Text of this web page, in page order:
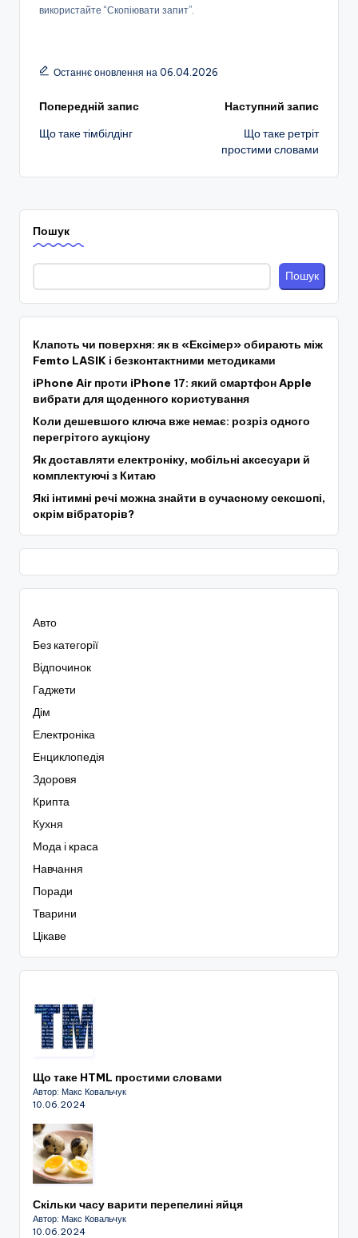
використайте “Скопіювати запит”.
Останнє оновлення на 06.04.2026
Навігація
по
запису
Попередній запис
Що таке тімбілдінг
Наступний запис
Що таке ретріт
простими словами
Пошук
Пошук
Клапоть чи поверхня: як в «Ексімер» обирають між
Femto LASIK і безконтактними методиками
iPhone Air проти iPhone 17: який смартфон Apple
вибрати для щоденного користування
Коли дешевшого ключа вже немає: розріз одного
перегрітого аукціону
Як доставляти електроніку, мобільні аксесуари й
комплектуючі з Китаю
Які інтимні речі можна знайти в сучасному сексшопі,
окрім вібраторів?
Авто
Без категорії
Відпочинок
Гаджети
Дім
Електроніка
Енциклопедія
Здоровя
Крипта
Кухня
Мода і краса
Навчання
Поради
Тварини
Цікаве
Що таке HTML простими словами
Автор: Макс Ковальчук
10.06.2024
Скільки часу варити перепелині яйця
Автор: Макс Ковальчук
10.06.2024